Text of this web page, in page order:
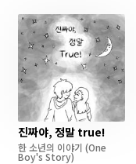
진짜야, 정말 true!
한 소년의 이야기 (One
Boy's Story)